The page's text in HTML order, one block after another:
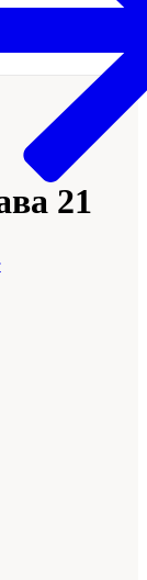
21